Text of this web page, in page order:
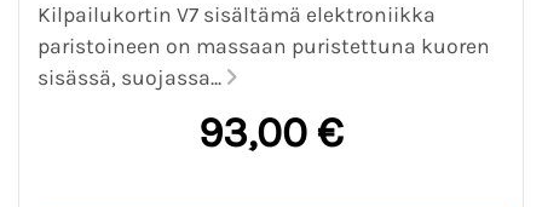
Kilpailukortin V7 sisältämä elektroniikka
paristoineen on massaan puristettuna kuoren
sisässä, suojassa...
93,00 €